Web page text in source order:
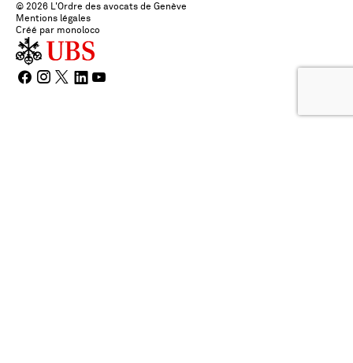
© 2026 L'Ordre des avocats de Genève
Mentions légales
Créé par monoloco